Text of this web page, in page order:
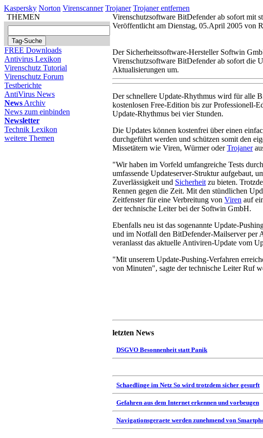
Kaspersky Norton Virenscanner Trojaner Trojaner entfernen
THEMEN
FREE Downloads
Antivirus Lexikon
Virenschutz Tutorial
Virenschutz Forum
Testberichte
AntiVirus News
News Archiv
News zum einbinden
Newsletter
Technik Lexikon
weitere Themen
Virenschutzsoftware BitDefender ab sofort mit
Veröffentlicht am Dienstag, 05.April 2005 von
Der Sicherheitssoftware-Hersteller Softwin
Virenschutzsoftware BitDefender ab sofort die
Aktualisierungen um.
Der schnellere Update-Rhythmus wird für alle
kostenlosen Free-Edition bis zur Professionell-
Update-Rhythmus bei vier Stunden.
Die Updates können kostenfrei über einen
durchgeführt werden und schützen somit den
Missetätern wie Viren, Würmer oderTrojaner
"Wir haben im Vorfeld umfangreiche Tests
umfassende Updateserver-Struktur aufgebaut,
Zuverlässigkeit und Sicherheit zu bieten.
Rennen gegen die Zeit. Mit den stündlichen
Zeitfenster für eine Verbreitung von Viren auf
der technische Leiter bei der Softwin GmbH.
Ebenfalls neu ist das sogenannte Update-
und im Notfall den BitDefender-Mailserver per
veranlasst das aktuelle Antiviren-Update vom
"Mit unserem Update-Pushing-Verfahren
von Minuten", sagte der technische Leiter Ruf
letzten News
DSGVO Besonnenheit statt Panik
Schaedlinge im Netz So wird trotzdem sicher gesurft
Gefahren aus dem Internet erkennen und vorbeugen
Navigationsgeraete werden zunehmend von